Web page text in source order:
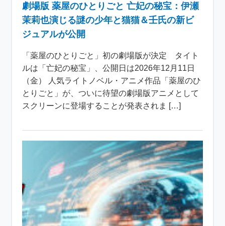
劇場版 薬屋のひとりごと 亡妃の秘宝：伊瀬
茉莉也演じる謎の少年と猫猫＆壬氏の新ビ
ジュアルが公開
「薬屋のひとりごと」初の劇場版が決定 タイト
ルは「亡妃の秘宝」、公開日は2026年12月11日
（金） 人気ライトノベル・アニメ作品「薬屋のひ
とりごと」が、ついに待望の劇場版アニメとして
スクリーンに登場することが発表されま […]